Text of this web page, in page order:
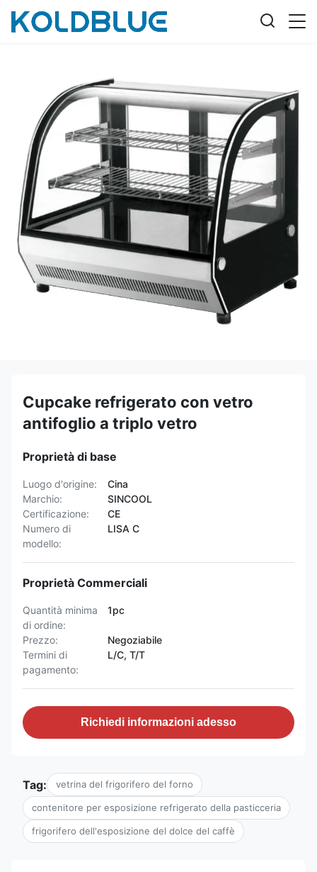
Cupcake refrigerato con vetro
antifoglio a triplo vetro
Proprietà di base
Luogo d'origine:
Cina
Marchio:
SINCOOL
Certificazione:
CE
Numero di
modello:
LISA C
Proprietà Commerciali
Quantità minima
di ordine:
1pc
Prezzo:
Negoziabile
Termini di
pagamento:
L/C, T/T
Richiedi informazioni adesso
Tag: vetrina del frigorifero del forno
contenitore per esposizione refrigerato della pasticceria
frigorifero dell'esposizione del dolce del caffè